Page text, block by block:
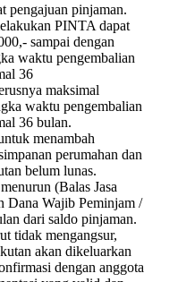
pengajuan pinjaman.
PINTA dapat
sampai dengan
waktu pengembalian
36
maksimal
waktu pengembalian
36 bulan.
menambah
perumahan dan
belum lunas.
(Balas Jasa
Dana Wajib Peminjam /
dari saldo pinjaman.
tidak mengangsur,
akan dikeluarkan
dengan anggota